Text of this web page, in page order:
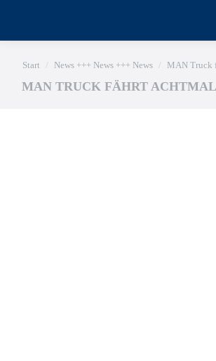
Sie befinden sich hier:
Start News +++ News +++ News MAN Truck
MAN TRUCK FÄHRT